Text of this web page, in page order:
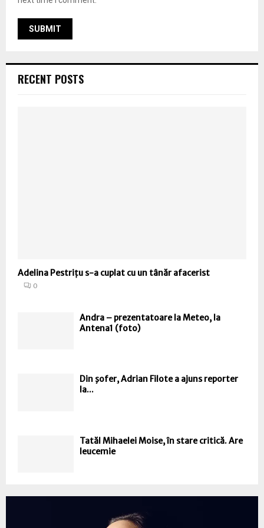
RECENT POSTS
Adelina Pestrițu s-a cuplat cu un tânăr afacerist
0
Andra – prezentatoare la Meteo, la
Antena1 (foto)
Din şofer, Adrian Filote a ajuns reporter
la...
Tatăl Mihaelei Moise, în stare critică. Are
leucemie